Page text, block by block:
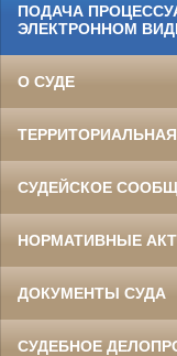
ПОДАЧА
ЭЛЕКТРОННОМ
О СУДЕ
СУДЕЙСКОЕ
НОРМАТИВНЫЕ
ДОКУМЕНТЫ СУДА
СУДЕБНОЕ